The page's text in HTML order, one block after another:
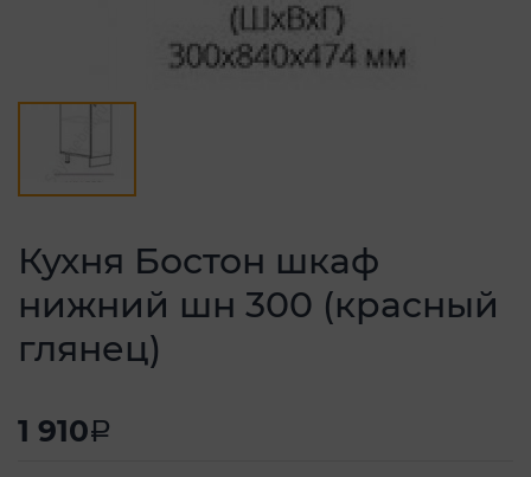
Кухня Бостон шкаф
нижний шн 300 (красный
глянец)
1 910a